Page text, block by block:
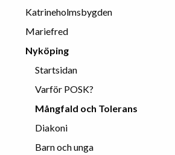
Katrineholmsbygden
Mariefred
Nyköping
Startsidan
Varför POSK?
Mångfald och Tolerans
Diakoni
Barn och unga